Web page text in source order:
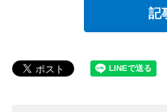
記